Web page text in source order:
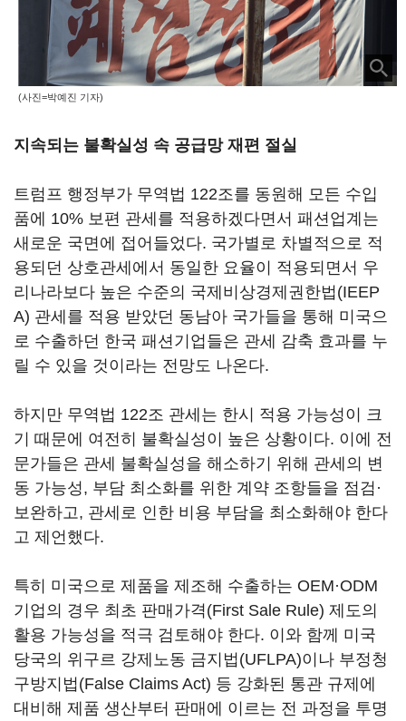
(사진=박예진 기자)
지속되는 불확실성 속 공급망 재편 절실
트럼프 행정부가 무역법 122조를 동원해 모든 수입
품에 10% 보편 관세를 적용하겠다면서 패션업계는
새로운 국면에 접어들었다. 국가별로 차별적으로 적
용되던 상호관세에서 동일한 요율이 적용되면서 우
리나라보다 높은 수준의 국제비상경제권한법(IEEP
A) 관세를 적용 받았던 동남아 국가들을 통해 미국으
로 수출하던 한국 패션기업들은 관세 감축 효과를 누
릴 수 있을 것이라는 전망도 나온다.
하지만 무역법 122조 관세는 한시 적용 가능성이 크
기 때문에 여전히 불확실성이 높은 상황이다. 이에 전
문가들은 관세 불확실성을 해소하기 위해 관세의 변
동 가능성, 부담 최소화를 위한 계약 조항들을 점검·
보완하고, 관세로 인한 비용 부담을 최소화해야 한다
고 제언했다.
특히 미국으로 제품을 제조해 수출하는 OEM·ODM
기업의 경우 최초 판매가격(First Sale Rule) 제도의
활용 가능성을 적극 검토해야 한다. 이와 함께 미국
당국의 위구르 강제노동 금지법(UFLPA)이나 부정청
구방지법(False Claims Act) 등 강화된 통관 규제에
대비해 제품 생산부터 판매에 이르는 전 과정을 투명